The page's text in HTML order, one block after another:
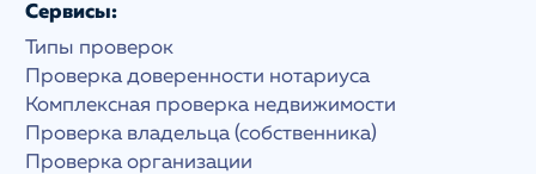
Сервисы:
Типы проверок
Проверка доверенности нотариуса
Комплексная проверка недвижимости
Проверка владельца (собственника)
Проверка организации